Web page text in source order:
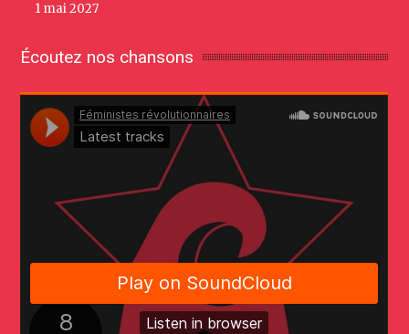
1 mai 2027
Écoutez nos chansons